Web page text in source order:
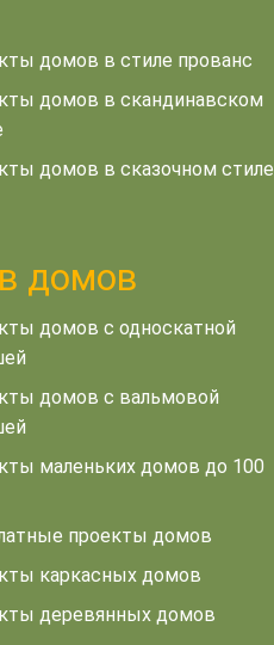
домов в стиле прованс
домов в скандинавском
домов в сказочном стиле
домов
домов с односкатной
домов с вальмовой
маленьких домов до 100
проекты домов
каркасных домов
деревянных домов